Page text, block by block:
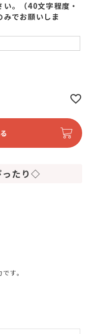
。（40文字程度・
でお願いしま
ったり◇
す。